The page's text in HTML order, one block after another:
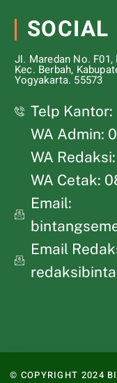
Jl. Maredan No. F01,
Kec. Berbah,
Yogyakarta. 55573
Telp
WA Admin:
WA
WA Cetak:
Email:
Email
© COPYRIGHT 2024